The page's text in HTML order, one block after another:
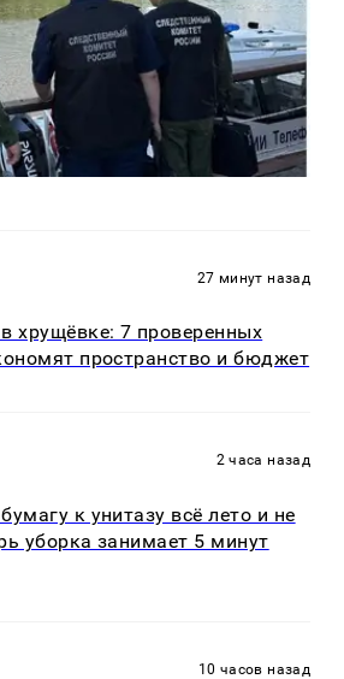
27 минут назад
хрущёвке: 7 проверенных
пространство и бюджет
2 часа назад
к унитазу всё лето и не
уборка занимает 5 минут
10 часов назад